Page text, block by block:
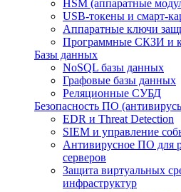
HSM (аппаратные
USB-токены и смарт-
Аппаратные ключи
Программные СКЗИ и
Базы данных
NoSQL базы данных
Графовые базы данных
Реляционные СУБД
Безопасность ПО
EDR и Threat Detection
SIEM и управление
Антивирусное ПО для
серверов
Защита виртуальных
инфраструктур